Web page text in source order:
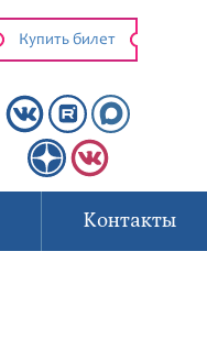
Купить билет
Контакты